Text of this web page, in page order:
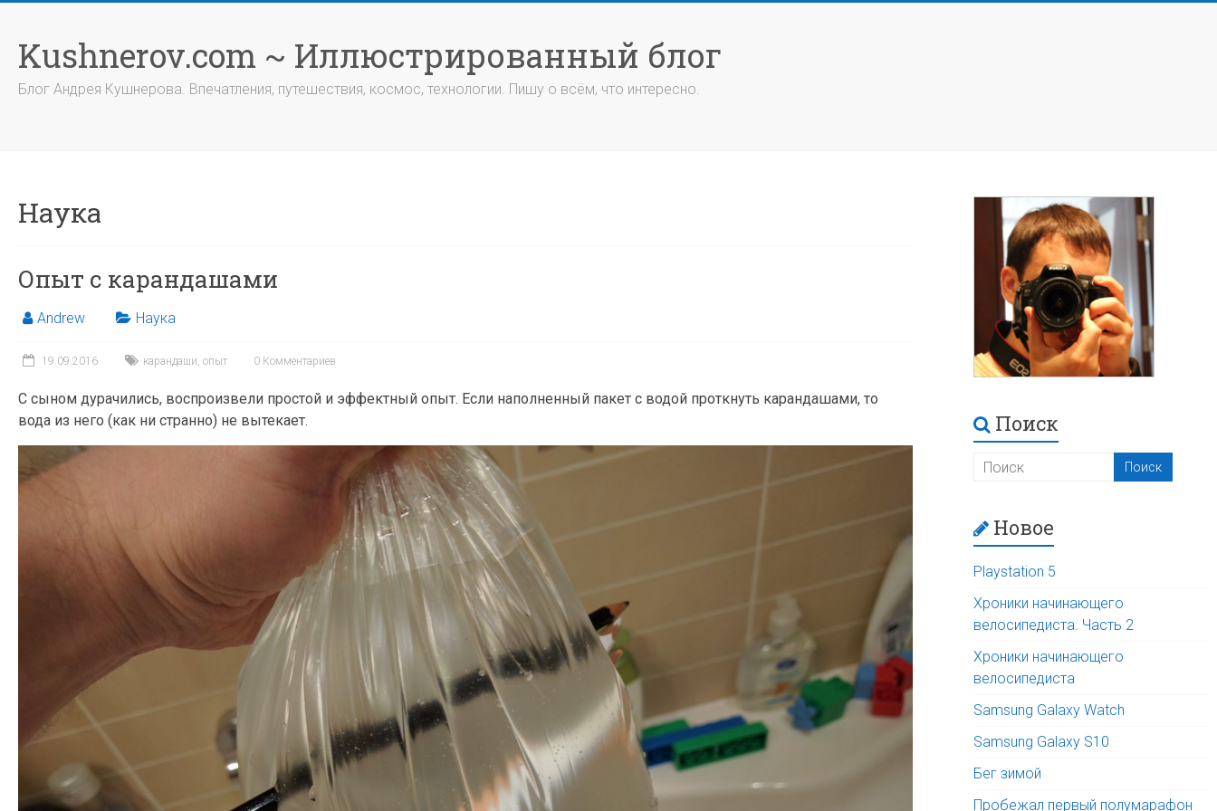
содержимому
Kushnerov.com ~ Иллюстрированный блог
Блог Андрея Кушнерова. Впечатления, путешествия, космос, технологии. Пишу о всём, что интересно.
Наука
Опыт с карандашами
Andrew Наука
19.09.2016 карандаши, опыт 0 Комментариев
С сыном дурачились, воспроизвели простой и эффектный опыт. Если наполненный пакет с водой проткнуть карандашами, то
вода из него (как ни странно) не вытекает.
Поиск
Новое
Playstation 5
Хроники начинающего
велосипедиста. Часть 2
Хроники начинающего
велосипедиста
Samsung Galaxy Watch
Samsung Galaxy S10
Бег зимой
Пробежал первый полумарафон